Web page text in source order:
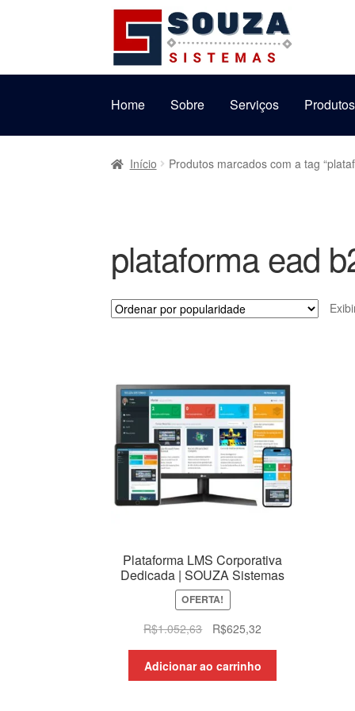
Pular
para
navegação
Pular
para
o
conteúdo
Home
Sobre Serviços Produtos
Início Produtos marcados com a tag
plataforma ead
Plataforma LMS Corporativa
Dedicada | SOUZA Sistemas
OFERTA!
R$1.052,63
O
original
era:
R$625,32O
atual
é:
Adicionar ao carrinho